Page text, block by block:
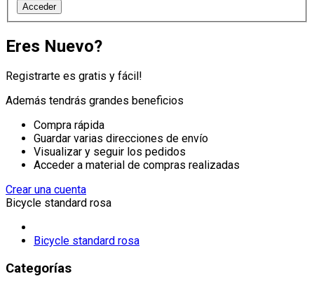
Acceder
Eres Nuevo?
Registrarte es gratis y fácil!
Además tendrás grandes beneficios
Compra rápida
Guardar varias direcciones de envío
Visualizar y seguir los pedidos
Acceder a material de compras realizadas
Crear una cuenta
Bicycle standard rosa
Bicycle standard rosa
Categorías